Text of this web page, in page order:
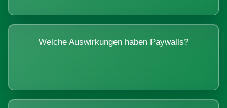
Welche Auswirkungen haben Paywalls?